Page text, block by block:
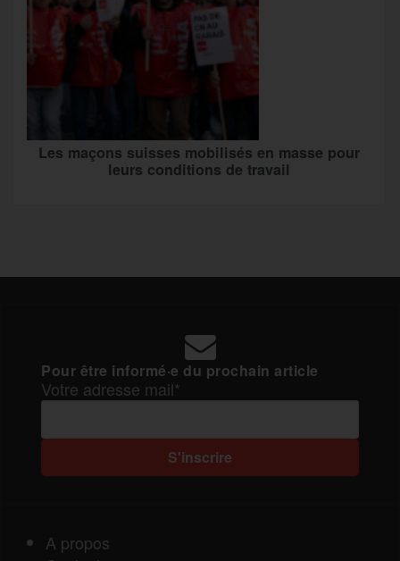
Les maçons suisses mobilisés en masse pour
leurs conditions de travail
Pour être informé·e du prochain article
Votre adresse mail*
A propos